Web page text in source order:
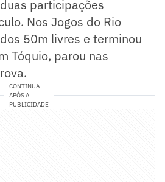
participações
Nos Jogos do Rio
50m livres e terminou
Tóquio, parou nas
CONTINUA
APÓS A
PUBLICIDADE